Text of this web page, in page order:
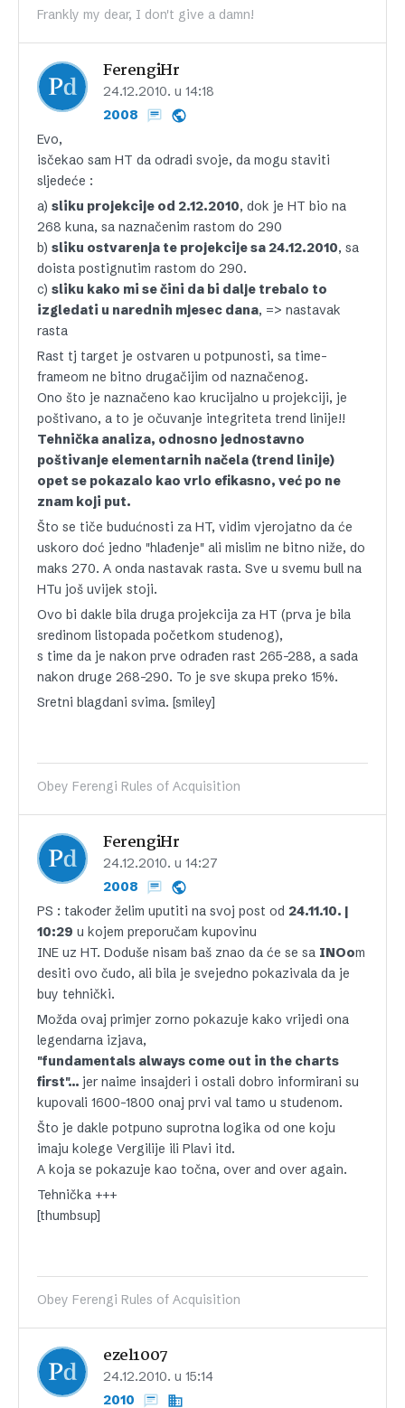
Frankly my dear, I don't give a damn!
FerengiHr
24.12.2010. u 14:18
2008
Evo,
isčekao sam HT da odradi svoje, da mogu staviti
sljedeće :
a) sliku projekcije od 2.12.2010, dok je HT bio na
268 kuna, sa naznačenim rastom do 290
b) sliku ostvarenja te projekcije sa 24.12.2010, sa
doista postignutim rastom do 290.
c) sliku kako mi se čini da bi dalje trebalo to
izgledati u narednih mjesec dana, => nastavak
rasta
Rast tj target je ostvaren u potpunosti, sa time-
frameom ne bitno drugačijim od naznačenog.
Ono što je naznačeno kao krucijalno u projekciji, je
poštivano, a to je očuvanje integriteta trend linije!!
Tehnička analiza, odnosno jednostavno
poštivanje elementarnih načela (trend linije)
opet se pokazalo kao vrlo efikasno, već po ne
znam koji put.
Što se tiče budućnosti za HT, vidim vjerojatno da će
uskoro doć jedno "hlađenje" ali mislim ne bitno niže, do
maks 270. A onda nastavak rasta. Sve u svemu bull na
HTu još uvijek stoji.
Ovo bi dakle bila druga projekcija za HT (prva je bila
sredinom listopada početkom studenog),
s time da je nakon prve odrađen rast 265-288, a sada
nakon druge 268-290. To je sve skupa preko 15%.
Sretni blagdani svima. [smiley]
Obey Ferengi Rules of Acquisition
FerengiHr
24.12.2010. u 14:27
2008
PS : također želim uputiti na svoj post od 24.11.10. |
10:29 u kojem preporučam kupovinu
INE uz HT. Doduše nisam baš znao da će se sa INOom
desiti ovo čudo, ali bila je svejedno pokazivala da je
buy tehnički.
Možda ovaj primjer zorno pokazuje kako vrijedi ona
legendarna izjava,
"fundamentals always come out in the charts
first"… jer naime insajderi i ostali dobro informirani su
kupovali 1600-1800 onaj prvi val tamo u studenom.
Što je dakle potpuno suprotna logika od one koju
imaju kolege Vergilije ili Plavi itd.
A koja se pokazuje kao točna, over and over again.
Tehnička +++
[thumbsup]
Obey Ferengi Rules of Acquisition
ezel1007
24.12.2010. u 15:14
2010